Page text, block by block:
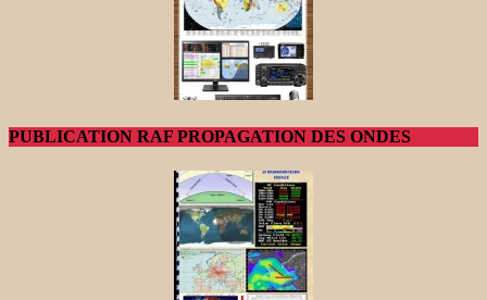
PUBLICATION RAF PROPAGATION DES ONDES